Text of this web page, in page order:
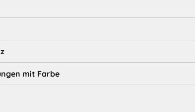
mit Farbe